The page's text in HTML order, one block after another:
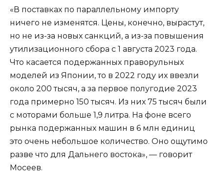
«В поставках по параллельному импорту
ничего не изменятся. Цены, конечно, вырастут,
но не из-за новых санкций, а из-за повышения
утилизационного сбора с 1 августа 2023 года.
Что касается подержанных праворульных
моделей из Японии, то в 2022 году их ввезли
около 200 тысяч, а за первое полугодие 2023
года примерно 150 тысяч. Из них 75 тысяч были
с моторами больше 1,9 литра. На фоне всего
рынка подержанных машин в 6 млн единиц
это очень небольшое количество. Оно ощутимо
разве что для Дальнего востока», — говорит
Мосеев.